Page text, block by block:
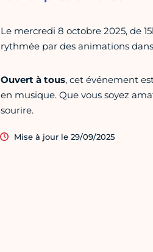
Le mercredi 8 octobre 2025, de
rythmée par des animations
Ouvert à tous, cet événement
en musique. Que vous soyez
sourire.
Mise à jour le 29/09/2025